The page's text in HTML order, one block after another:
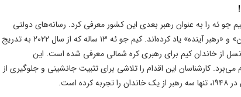
ئه را به عنوان رهبر بعدی این کشور معرفی کرد. رسانه‌های دولتی
پیونگ یانگ با پوشش گسترده این رویداد، از کیم جو ئه به عنوان «جانشین» و «رهبر آینده» یاد کرده‌اند. کیم جو ئه ۱۳ ساله که از سال ۲۰۲۲ به تدریج
از خاندان کیم برای رهبری کره شمالی معرفی شده است. این
کارشناسان این اقدام را تلاشی برای تثبیت جانشینی و جلوگیری از
است.